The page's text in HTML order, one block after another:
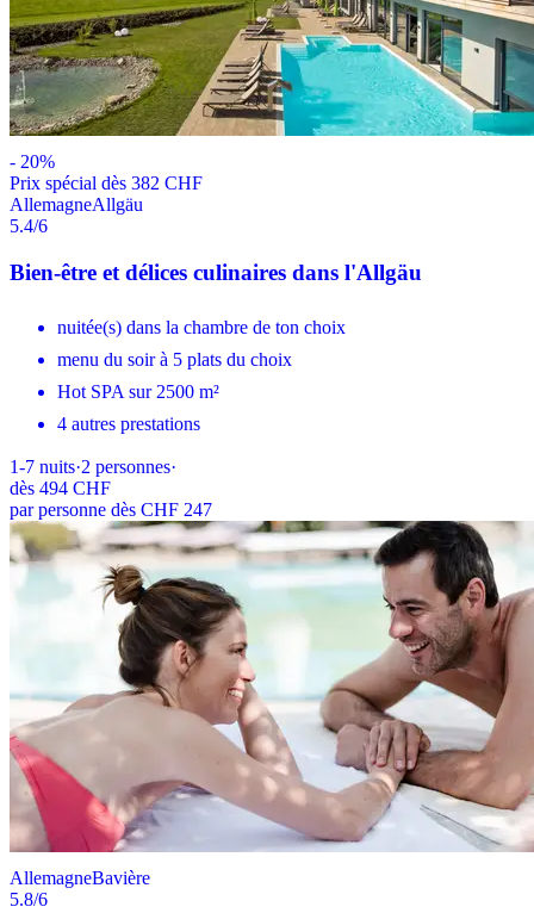
- 20%
Prix ​​spécial dès 382 CHF
AllemagneAllgäu
5.4/6
Bien-être et délices culinaires dans l'Allgäu
nuitée(s) dans la chambre de ton choix
menu du soir à 5 plats du choix
Hot SPA sur 2500 m²
4 autres prestations
1-7 nuits·2 personnes·
dès 494 CHF
par personne dès CHF 247
AllemagneBavière
5.8/6